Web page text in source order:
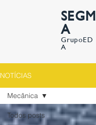
SEGM
A
GrupoED
A
NOTÍCIAS
Todos posts
Mecânica